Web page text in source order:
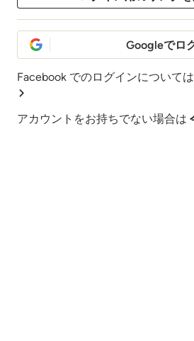
Googleでロ
Facebook でのログインについては
アカウントをお持ちでない場合は